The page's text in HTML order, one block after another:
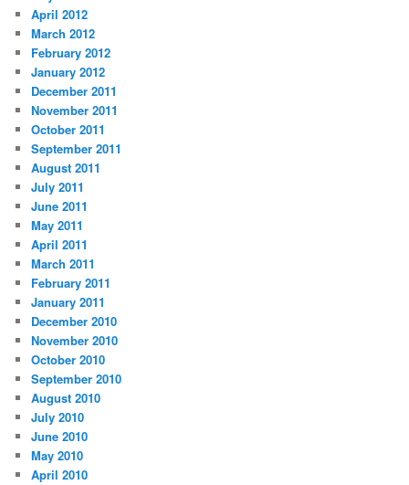
April 2012
March 2012
February 2012
January 2012
December 2011
November 2011
October 2011
September 2011
August 2011
July 2011
June 2011
May 2011
April 2011
March 2011
February 2011
January 2011
December 2010
November 2010
October 2010
September 2010
August 2010
July 2010
June 2010
May 2010
April 2010